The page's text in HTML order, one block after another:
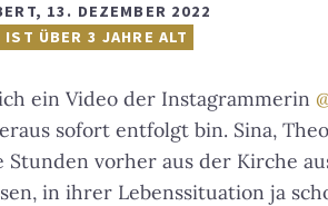
, 13. DEZEMBER 2022
ÜBER 3 JAHRE ALT
ein Video der Instagrammerin
sofort entfolgt bin. Sina,
Stunden vorher aus der Kirche
in ihrer Lebenssituation ja